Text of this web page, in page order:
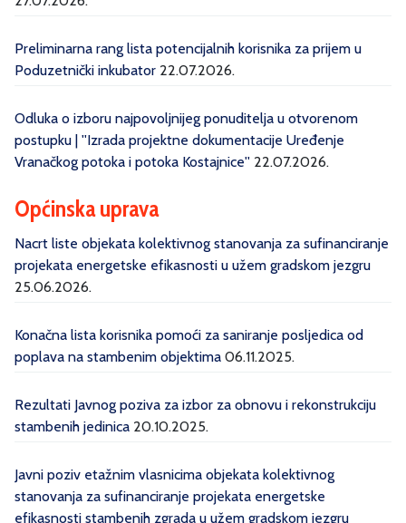
Preliminarna rang lista potencijalnih korisnika za prijem u
Poduzetnički inkubator 22.07.2026.
Odluka o izboru najpovoljnijeg ponuditelja u otvorenom
postupku | ''Izrada projektne dokumentacije Uređenje
Vranačkog potoka i potoka Kostajnice'' 22.07.2026.
Općinska uprava
Nacrt liste objekata kolektivnog stanovanja za sufinanciranje
projekata energetske efikasnosti u užem gradskom jezgru
25.06.2026.
Konačna lista korisnika pomoći za saniranje posljedica od
poplava na stambenim objektima 06.11.2025.
Rezultati Javnog poziva za izbor za obnovu i rekonstrukciju
stambenih jedinica 20.10.2025.
Javni poziv etažnim vlasnicima objekata kolektivnog
stanovanja za sufinanciranje projekata energetske
efikasnosti stambenih zgrada u užem gradskom jezgru